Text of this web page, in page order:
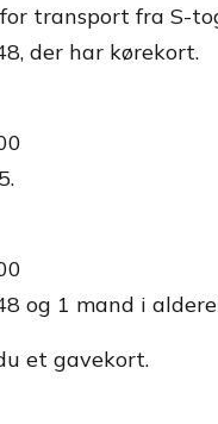
transport fra S-
der har kørekort.
og 1 mand i
et gavekort.